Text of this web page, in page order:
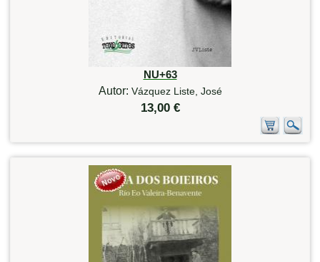
NU+63
Autor: Vázquez Liste, José
13,00 €